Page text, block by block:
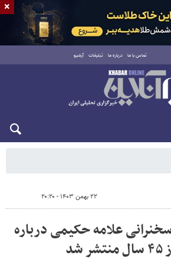
تماس با ما درباره ما تبلیغات آرشیو
۱۷ مرداد ۱۴۰۵
۲۲ بهمن ۱۴۰۳ - ۲۰:۲۰
علامه حکیمی درباره
×